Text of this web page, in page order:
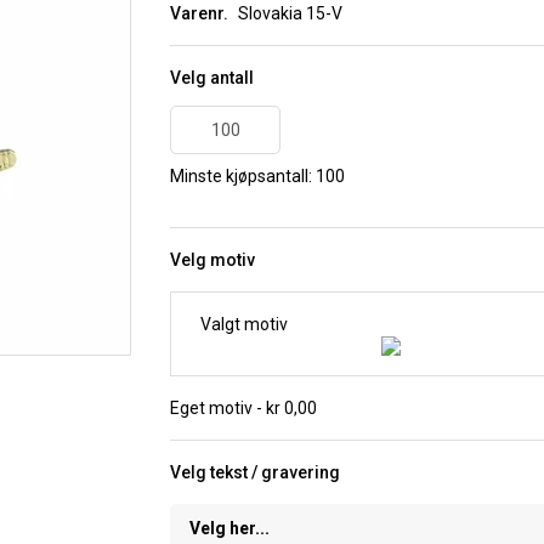
Varenr. Slovakia 15-V
Velg antall
Minste kjøpsantall: 100
Velg motiv
Valgt motiv
Eget motiv - kr 0,00
Velg tekst / gravering